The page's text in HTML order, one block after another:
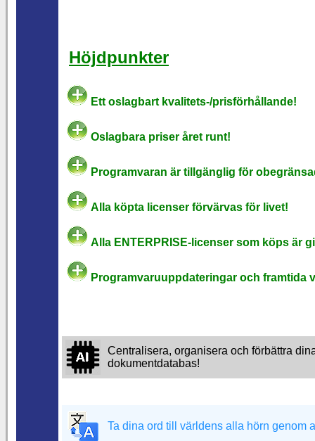
Höjdpunkter
Ett oslagbart kvalitets-/prisförhållande!
Oslagbara priser året runt!
Programvaran är tillgänglig för
Alla köpta licenser förvärvas för livet!
Alla ENTERPRISE-licenser som köps är
Programvaruuppdateringar och framtida
Centralisera, organisera och förbättra
dokumentdatabas!
Ta dina ord till världens alla hörn genom